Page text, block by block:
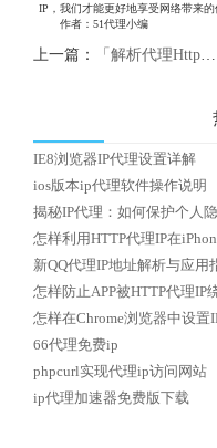
IP，我们才能更好地享受网络带来的
作者：51代理小编
上一篇： 「解析代理Http：了解如何使用代理服务器访问互联网」
IE8浏览器IP代理设置详解
ios版本ip代理软件操作说明
揭秘IP代理：如何保护个人
怎样利用HTTP代理IP在
新QQ代理IP地址解析与应用
怎样防止APP被HTTP代理IP
怎样在Chrome浏览器中设置
66代理免费ip
phpcurl实现代理ip访问网站
ip代理加速器免费版下载